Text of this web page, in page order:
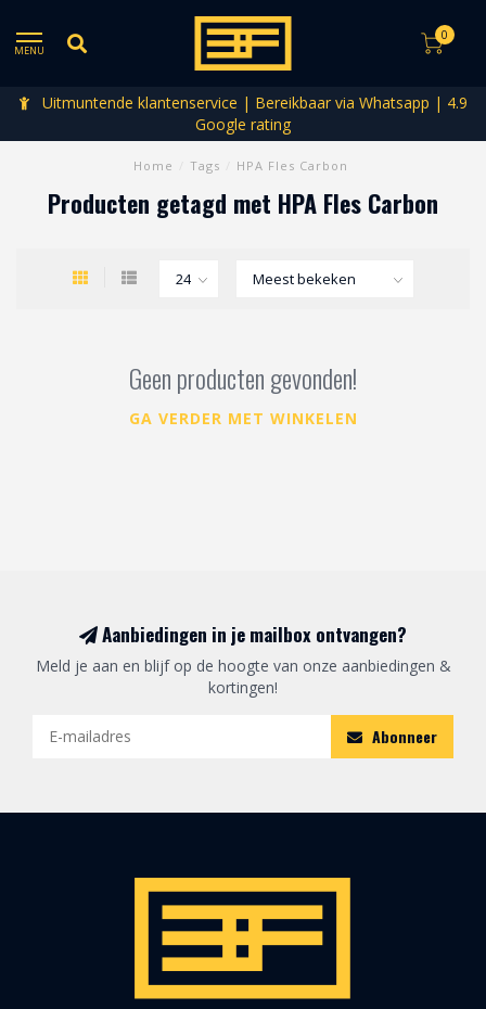
MENU
0
Uitmuntende klantenservice | Bereikbaar via Whatsapp | 4.9
Google rating
Home Tags HPA Fles Carbon
Producten getagd met HPA Fles Carbon
Geen producten gevonden!
GA VERDER MET WINKELEN
Aanbiedingen in je mailbox ontvangen?
Meld je aan en blijf op de hoogte van onze aanbiedingen &
kortingen!
Abonneer